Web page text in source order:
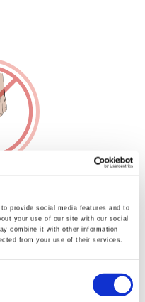
provide social media features and to
your use of our site with our social
combine it with other information
from your use of their services.